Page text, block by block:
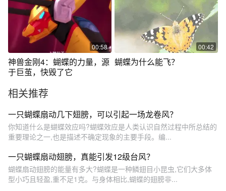
00:58
神兽金刚4：蝴蝶的力量，源
于巨茧，快毁了它
00:42
蝴蝶为什么能飞？
相关推荐
一只蝴蝶扇动几下翅膀，可以引起一场龙卷风？
你知道什么是蝴蝶效应吗?蝴蝶效应是人类认识自然过程中所总结的
重要理论之一,也是描述不确定现象的主要手段。编...
一只蝴蝶扇动翅膀，真能引发12级台风？
蝴蝶扇动翅膀的能量有多大?蝴蝶是一种鳞翅目小昆虫,它们大多体
型小巧且轻盈,重不足1克。与身体相比,蝴蝶的翅膀非...